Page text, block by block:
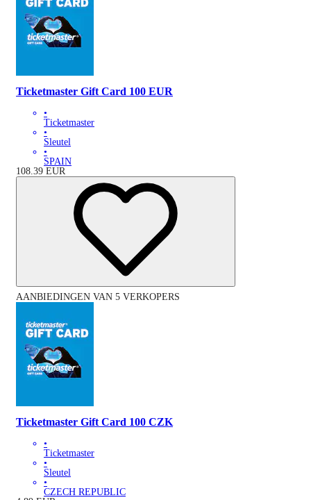
Ticketmaster Gift Card 100 EUR
•
Ticketmaster
•
Sleutel
•
SPAIN
108.39 EUR
AANBIEDINGEN VAN 5 VERKOPERS
Ticketmaster Gift Card 100 CZK
•
Ticketmaster
•
Sleutel
•
CZECH REPUBLIC